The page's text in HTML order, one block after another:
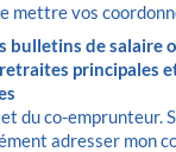
mettre vos
bulletins de salaire
principales
du co-emprunteur.
adresser mon